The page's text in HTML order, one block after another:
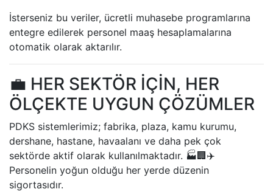
İsterseniz bu veriler, ücretli muhasebe programlarına
entegre edilerek personel maaş hesaplamalarına
otomatik olarak aktarılır.
💼 HER SEKTÖR İÇİN, HER
ÖLÇEKTE UYGUN ÇÖZÜMLER
PDKS sistemlerimiz; fabrika, plaza, kamu kurumu,
dershane, hastane, havaalanı ve daha pek çok
sektörde aktif olarak kullanılmaktadır. 🏭🏢✈️
Personelin yoğun olduğu her yerde düzenin
sigortasıdır.